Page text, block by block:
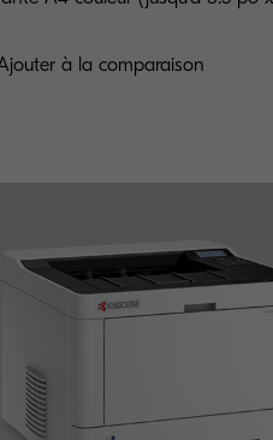
à la comparaison